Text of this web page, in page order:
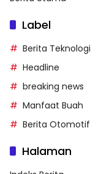
Label
Berita Teknologi
Headline
breaking news
Manfaat Buah
Berita Otomotif
Halaman